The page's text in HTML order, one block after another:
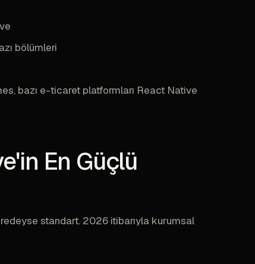
bölümleri
bazı e-ticaret platformları React Native
En Güçlü
standart. 2026 itibarıyla kurumsal